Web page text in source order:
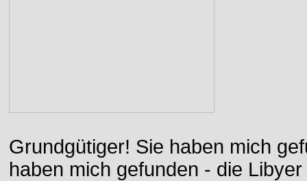
Grundgütiger! Sie haben mich
haben mich gefunden - die